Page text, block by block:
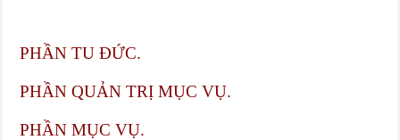
PHẦN TU ĐỨC.
PHẦN QUẢN TRỊ MỤC VỤ.
PHẦN MỤC VỤ.